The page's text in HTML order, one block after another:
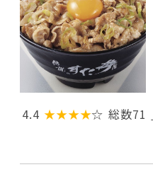
4.4 ★★★★☆ 総数71